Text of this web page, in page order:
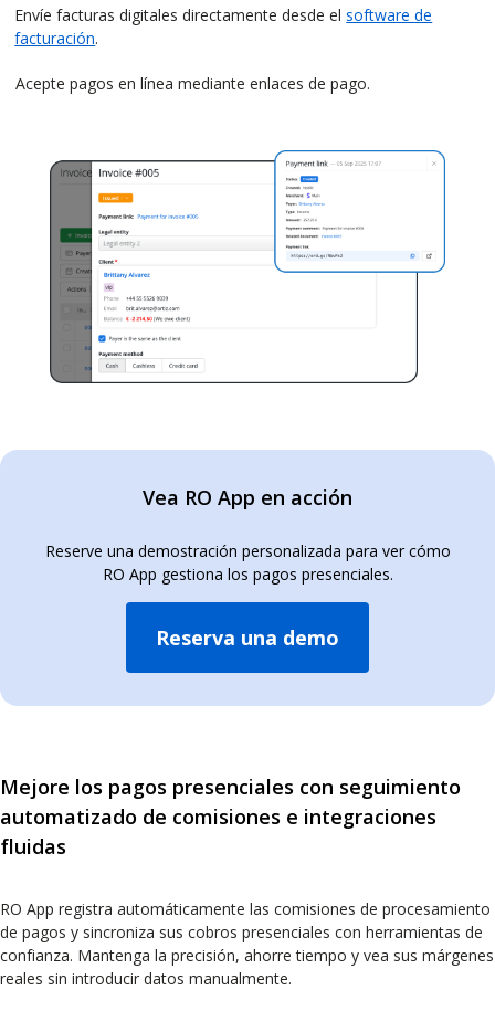
Envíe facturas digitales directamente desde elsoftware de
facturación.
Acepte pagos en línea mediante enlaces de pago.
Vea RO App en acción
Reserve una demostración personalizada para ver cómo
RO App gestiona los pagos presenciales.
Reserva una demo
Mejore los pagos presenciales con seguimiento
automatizado de comisiones e integraciones
fluidas
RO App registra automáticamente las comisiones de procesamiento
de pagos y sincroniza sus cobros presenciales con herramientas de
confianza. Mantenga la precisión, ahorre tiempo y vea sus márgenes
reales sin introducir datos manualmente.